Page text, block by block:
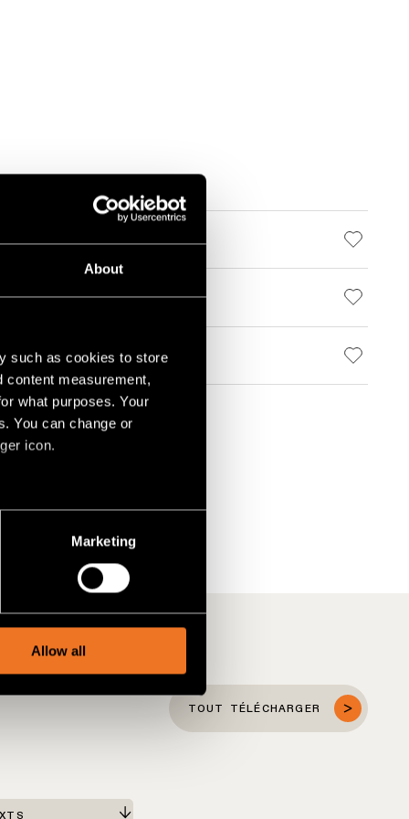
About
such as cookies to store
content measurement,
what purposes. Your
You can change or
icon.
meters
advertising and analytics
Marketing
Allow all
WHITE STRUCTURE
WHITE STRUCTURE
TOUT TÉLÉCHARGER